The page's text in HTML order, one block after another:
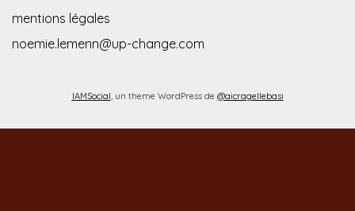
mentions légales
noemie.lemenn@up-change.com
IAMSocial, un theme WordPress de @aicragellebasi